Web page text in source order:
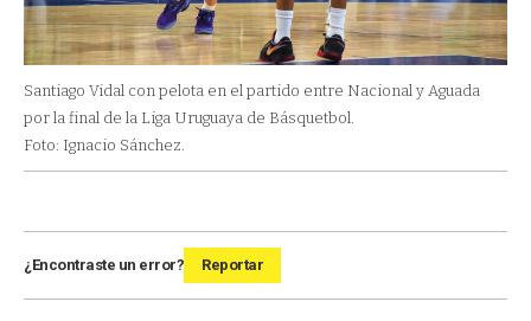
Santiago Vidal con pelota en el partido entre Nacional y Aguada
por la final de la Liga Uruguaya de Básquetbol.
Foto: Ignacio Sánchez.
¿Encontraste un error? Reportar